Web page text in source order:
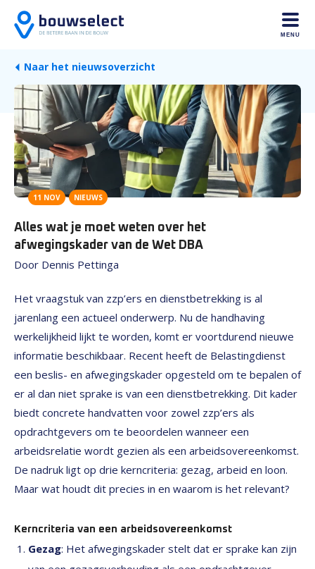
MENU
Naar het nieuwsoverzicht
11 NOV NIEUWS
Alles wat je moet weten over het
afwegingskader van de Wet DBA
Door Dennis Pettinga
Het vraagstuk van zzp’ers en dienstbetrekking is al
jarenlang een actueel onderwerp. Nu de handhaving
werkelijkheid lijkt te worden, komt er voortdurend nieuwe
informatie beschikbaar. Recent heeft de Belastingdienst
een beslis- en afwegingskader opgesteld om te bepalen of
er al dan niet sprake is van een dienstbetrekking. Dit kader
biedt concrete handvatten voor zowel zzp’ers als
opdrachtgevers om te beoordelen wanneer een
arbeidsrelatie wordt gezien als een arbeidsovereenkomst.
De nadruk ligt op drie kerncriteria: gezag, arbeid en loon.
Maar wat houdt dit precies in en waarom is het relevant?
Kerncriteria van een arbeidsovereenkomst
Gezag: Het afwegingskader stelt dat er sprake kan zijn